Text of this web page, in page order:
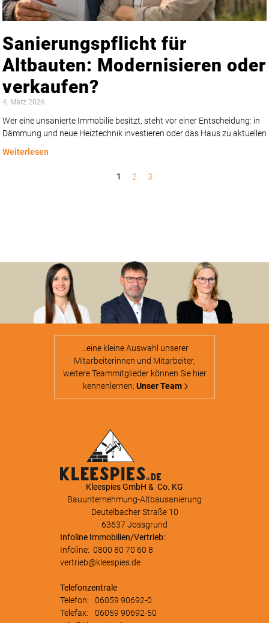
Sanierungspflicht für
Altbauten: Modernisieren oder
verkaufen?
4. März 2026
Wer eine unsanierte Immobilie besitzt, steht vor einer Entscheidung: in
Dämmung und neue Heiztechnik investieren oder das Haus zu aktuellen
Weiterlesen
1 2 3
…eine kleine Auswahl unserer
Mitarbeiterinnen und Mitarbeiter,
weitere Teammitglieder können Sie hier
kennenlernen: Unser Team
Kleespies GmbH & Co. KG
Bauunternehmung-Altbausanierung
Deutelbacher Straße 10
63637 Jossgrund
Infoline Immobilien/Vertrieb:
Infoline: 0800 80 70 60 8
vertrieb@kleespies.de
Telefonzentrale
Telefon:
06059 90692-0
Telefax:
06059 90692-50